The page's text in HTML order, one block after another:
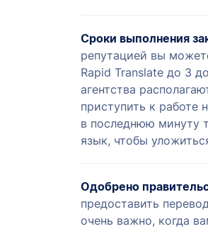
Сроки выполнения
репутацией вы
Rapid Translate до 3
агентства
приступить к работе
в последнюю минуту
язык, чтобы
Одобрено
предоставить
очень важно, когда